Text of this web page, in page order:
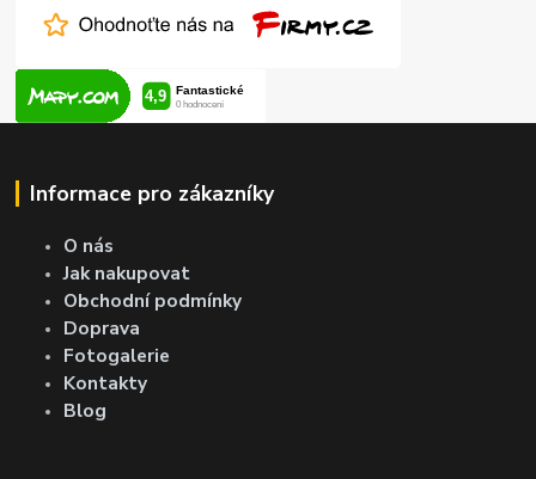
Informace pro zákazníky
O nás
Jak nakupovat
Obchodní podmínky
Doprava
Fotogalerie
Kontakty
Blog